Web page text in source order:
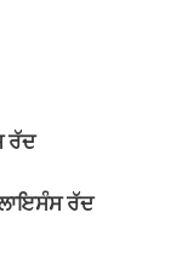
ਰੱਦ
ਰੱਦ